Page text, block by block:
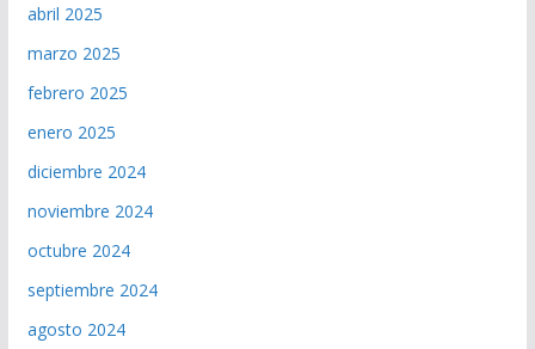
abril 2025
marzo 2025
febrero 2025
enero 2025
diciembre 2024
noviembre 2024
octubre 2024
septiembre 2024
agosto 2024